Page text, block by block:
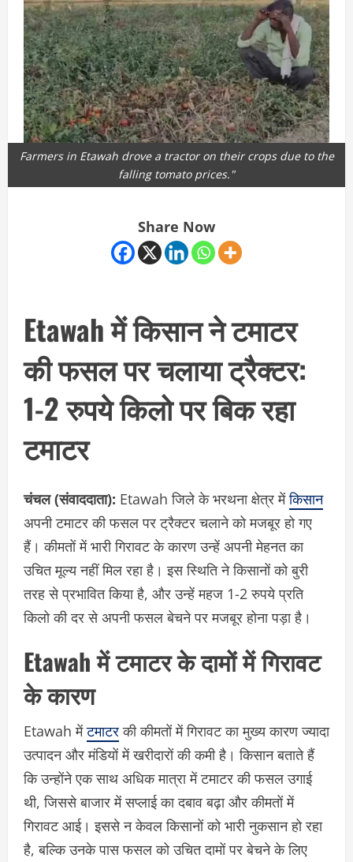
Farmers in Etawah drove a tractor on their crops due to the
falling tomato prices."
Share Now
Etawah में किसान ने टमाटर
की फसल पर चलाया ट्रैक्टर:
1-2 रुपये किलो पर बिक रहा
टमाटर
चंचल (संवाददाता): Etawah जिले के भरथना क्षेत्र मेंकिसान
अपनी टमाटर की फसल पर ट्रैक्टर चलाने को मजबूर हो गए
हैं। कीमतों में भारी गिरावट के कारण उन्हें अपनी मेहनत का
उचित मूल्य नहीं मिल रहा है। इस स्थिति ने किसानों को बुरी
तरह से प्रभावित किया है, और उन्हें महज 1-2 रुपये प्रति
किलो की दर से अपनी फसल बेचने पर मजबूर होना पड़ा है।
Etawah में टमाटर के दामों में गिरावट
के कारण
Etawah मेंटमाटरकी कीमतों में गिरावट का मुख्य कारण ज्यादा
उत्पादन और मंडियों में खरीदारों की कमी है। किसान बताते हैं
कि उन्होंने एक साथ अधिक मात्रा में टमाटर की फसल उगाई
थी, जिससे बाजार में सप्लाई का दबाव बढ़ा और कीमतों में
गिरावट आई। इससे न केवल किसानों को भारी नुकसान हो रहा
है, बल्कि उनके पास फसल को उचित दामों पर बेचने के लिए